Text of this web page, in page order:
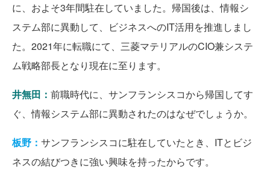
に、およそ3年間駐在していました。帰国後は、情報シ
ステム部に異動して、ビジネスへのIT活用を推進しまし
た。2021年に転職にて、三菱マテリアルのCIO兼システ
ム戦略部長となり現在に至ります。
井無田： 前職時代に、サンフランシスコから帰国してす
ぐ、情報システム部に異動されたのはなぜでしょうか。
板野： サンフランシスコに駐在していたとき、ITとビジ
ネスの結びつきに強い興味を持ったからです。